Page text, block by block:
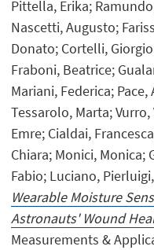
Pittella, Erika;
Nascetti, Augusto;
Donato; Cortelli,
Fraboni, Beatrice;
Mariani, Federica;
Tessarolo, Marta;
Emre; Cialdai,
Chiara; Monici, Monica;
Fabio; Luciano, Pierluigi,
Wearable Moisture
Astronauts' Wound
Measurements &